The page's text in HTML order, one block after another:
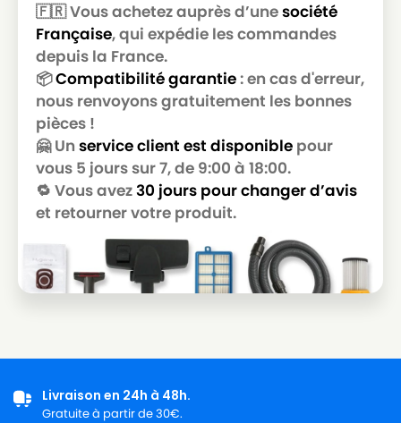
🇫🇷 Vous achetez auprès d’unesociété
Française, qui expédie les commandes
depuis la France.
📦Compatibilité garantie: en cas d'erreur,
nous renvoyons gratuitement les bonnes
pièces !
🤗 Un service client est disponible pour
vous 5 jours sur 7, de 9:00 à 18:00.
🔁 Vous avez30 jours pour changer d’avis
et retourner votre produit.
Livraison en 24h à 48h.
Gratuite à partir de 30€.